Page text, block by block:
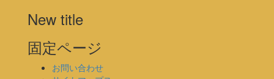
New title
固定ページ
お問い合わせ